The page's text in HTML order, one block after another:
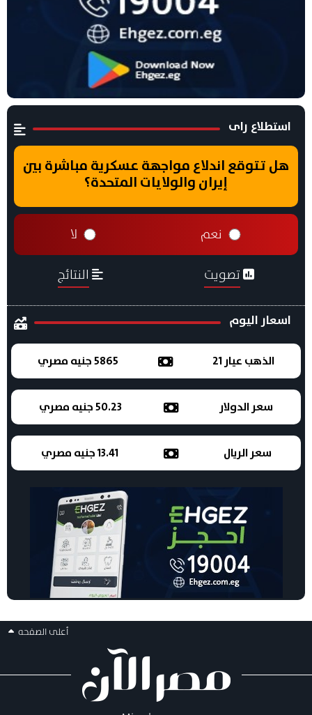
استطلاع راى
هل تتوقع اندلاع مواجهة عسكرية مباشرة بين
إيران والولايات المتحدة؟
نعم لا
تصويت النتائج
اسعار اليوم
الذهب عيار 21 5865 جنيه مصري
سعر الدولار 50.23 جنيه مصري
سعر الريال 13.41 جنيه مصري
أعلى الصفحه